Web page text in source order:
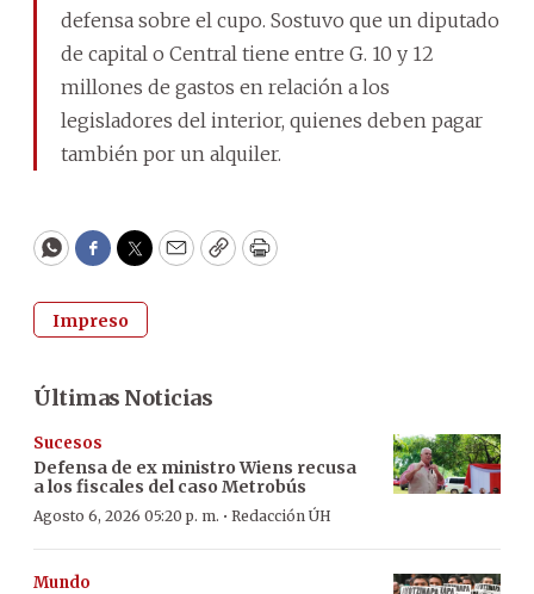
defensa sobre el cupo. Sostuvo que un diputado
de capital o Central tiene entre G. 10 y 12
millones de gastos en relación a los
legisladores del interior, quienes deben pagar
también por un alquiler.
WhatsApp
Facebook
Twitter
EmailCopyPrint
Impreso
Últimas Noticias
Sucesos
Defensa de ex ministro Wiens recusa
a los fiscales del caso Metrobús
Agosto 6, 2026 05:20 p. m. · Redacción ÚH
Mundo